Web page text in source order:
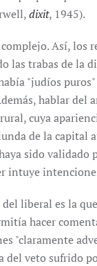
dixit, 1945).
complejo. Así,
las trabas de
"judíos
hablar
cuya
de la capital
sido
intuye
liberal es la
hacer
"claramente
del veto sufrido